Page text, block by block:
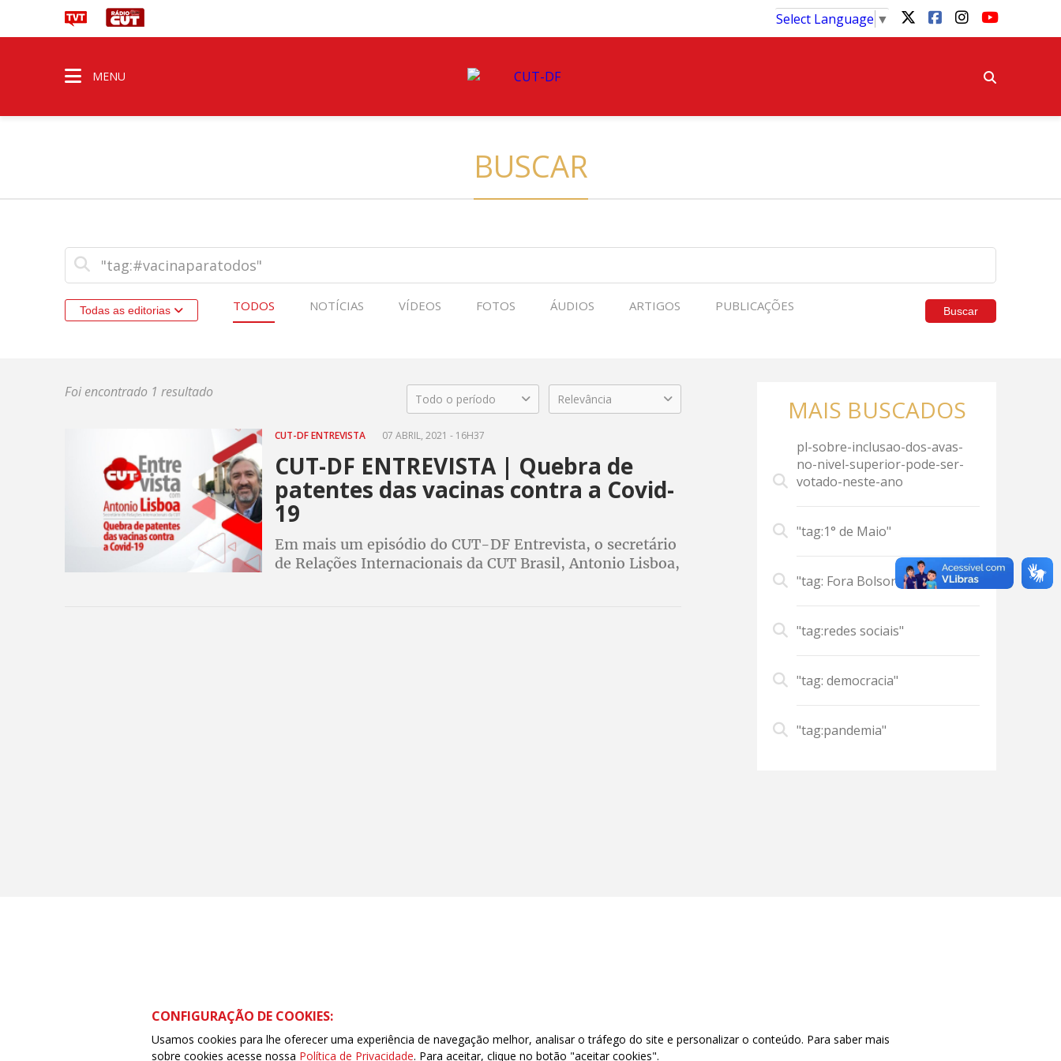
Select Language ▼
MENU
BUSCAR
Todas as editorias TODOS NOTÍCIAS VÍDEOS FOTOS ÁUDIOS ARTIGOS PUBLICAÇÕES Buscar
Foi encontrado 1 resultado Todo o período Relevância
CUT-DF ENTREVISTA 07 ABRIL, 2021 - 16H37
CUT-DF ENTREVISTA | Quebra de
patentes das vacinas contra a Covid-
19
Em mais um episódio do CUT-DF Entrevista, o secretário
de Relações Internacionais da CUT Brasil, Antonio Lisboa,
MAIS BUSCADOS
pl-sobre-inclusao-dos-avas-
no-nivel-superior-pode-ser-
votado-neste-ano
"tag:1° de Maio"
"tag: Fora Bolsonaro"
"tag:redes sociais"
"tag: democracia"
"tag:pandemia"
SDS – Setor de Diversões Sul – Ed. Venâncio V, bloco R, subsolo, lojas 4, 14 e 20 Asa Sul – Brasília/DF – CEP: 70.393.904 Tel:
(61) 3251-9374 | Whatsapp: (61) 9944-2858
CONFIGURAÇÃO DE COOKIES:
Usamos cookies para lhe oferecer uma experiência de navegação melhor, analisar o tráfego do site e personalizar o conteúdo. Para saber mais
sobre cookies acesse nossa Política de Privacidade. Para aceitar, clique no botão "aceitar cookies".